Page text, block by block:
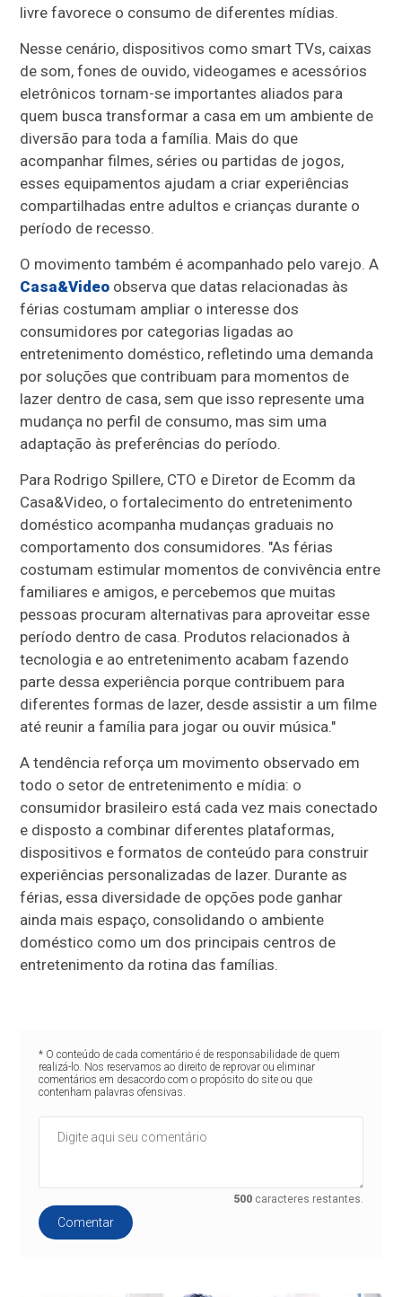
livre favorece o consumo de diferentes mídias.
Nesse cenário, dispositivos como smart TVs, caixas
de som, fones de ouvido, videogames e acessórios
eletrônicos tornam-se importantes aliados para
quem busca transformar a casa em um ambiente de
diversão para toda a família. Mais do que
acompanhar filmes, séries ou partidas de jogos,
esses equipamentos ajudam a criar experiências
compartilhadas entre adultos e crianças durante o
período de recesso.
O movimento também é acompanhado pelo varejo. A
Casa&Video observa que datas relacionadas às
férias costumam ampliar o interesse dos
consumidores por categorias ligadas ao
entretenimento doméstico, refletindo uma demanda
por soluções que contribuam para momentos de
lazer dentro de casa, sem que isso represente uma
mudança no perfil de consumo, mas sim uma
adaptação às preferências do período.
Para Rodrigo Spillere, CTO e Diretor de Ecomm da
Casa&Video, o fortalecimento do entretenimento
doméstico acompanha mudanças graduais no
comportamento dos consumidores. "As férias
costumam estimular momentos de convivência entre
familiares e amigos, e percebemos que muitas
pessoas procuram alternativas para aproveitar esse
período dentro de casa. Produtos relacionados à
tecnologia e ao entretenimento acabam fazendo
parte dessa experiência porque contribuem para
diferentes formas de lazer, desde assistir a um filme
até reunir a família para jogar ou ouvir música."
A tendência reforça um movimento observado em
todo o setor de entretenimento e mídia: o
consumidor brasileiro está cada vez mais conectado
e disposto a combinar diferentes plataformas,
dispositivos e formatos de conteúdo para construir
experiências personalizadas de lazer. Durante as
férias, essa diversidade de opções pode ganhar
ainda mais espaço, consolidando o ambiente
doméstico como um dos principais centros de
entretenimento da rotina das famílias.
* O conteúdo de cada comentário é de responsabilidade de quem
realizá-lo. Nos reservamos ao direito de reprovar ou eliminar
comentários em desacordo com o propósito do site ou que
contenham palavras ofensivas.
500 caracteres restantes.
Comentar